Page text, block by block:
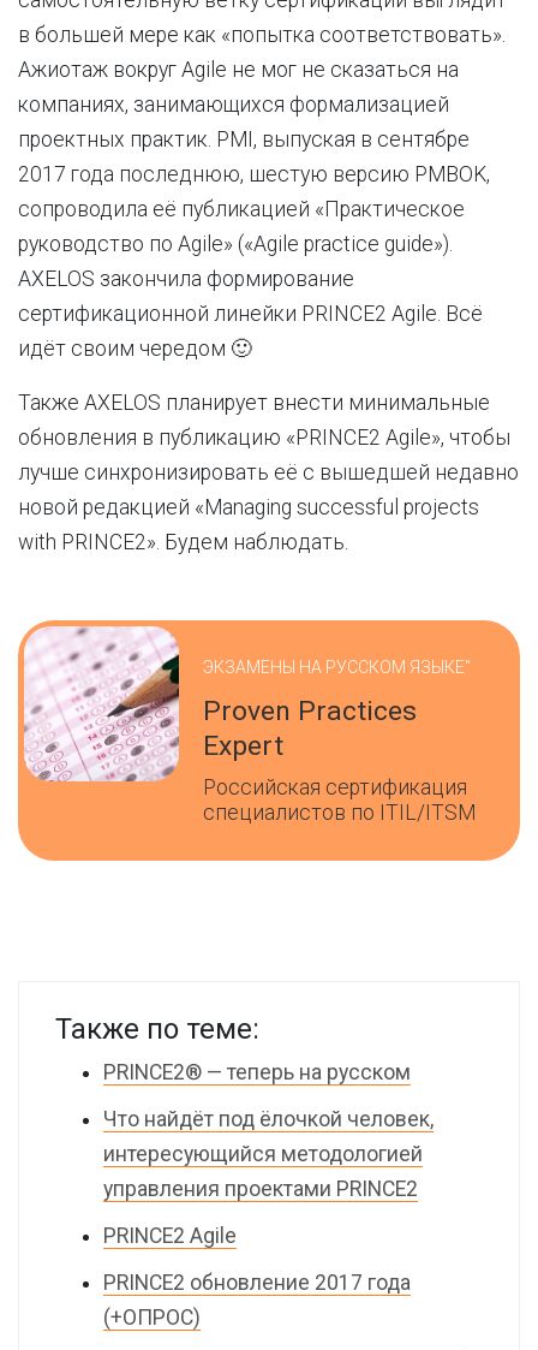
в большей мере как «попытка соответствовать».
Ажиотаж вокруг Agile не мог не сказаться на
компаниях, занимающихся формализацией
проектных практик. PMI, выпуская в сентябре
2017 года последнюю, шестую версию PMBOK,
сопроводила её публикацией «Практическое
руководство по Agile» («Agile practice guide»).
AXELOS закончила формирование
сертификационной линейки PRINCE2 Agile. Всё
идёт своим чередом 🙂
Также AXELOS планирует внести минимальные
обновления в публикацию «PRINCE2 Agile», чтобы
лучше синхронизировать её с вышедшей недавно
новой редакцией «Managing successful projects
with PRINCE2». Будем наблюдать.
ЭКЗАМЕНЫ НА РУССКОМ ЯЗЫКЕ"
Proven Practices
Expert
Российская сертификация
специалистов по ITIL/ITSM
Также по теме:
PRINCE2® — теперь на русском
Что найдёт под ёлочкой человек,
интересующийся методологией
управления проектами PRINCE2
PRINCE2 Agile
PRINCE2 обновление 2017 года
(+ОПРОС)